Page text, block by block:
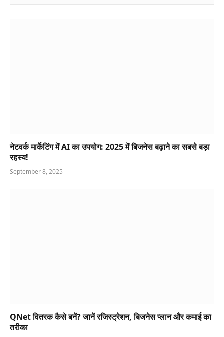
नेटवर्क मार्केटिंग में AI का उपयोग: 2025 में बिजनेस बढ़ाने का सबसे बड़ा
रहस्य!
September 8, 2025
QNet वितरक कैसे बनें? जानें रजिस्ट्रेशन, बिजनेस प्लान और कमाई का
तरीका